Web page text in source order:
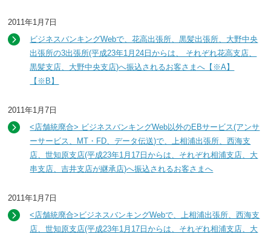
2011年1月7日
ビジネスバンキングWebで、花高出張所、黒髪出張所、大野中央
出張所の3出張所(平成23年1月24日からは、 それぞれ花高支店、
黒髪支店、大野中央支店)へ振込されるお客さまへ【※A】
【※B】
2011年1月7日
<店舗統廃合> ビジネスバンキングWeb以外のEBサービス(アンサ
ーサービス、MT・FD、データ伝送)で、上相浦出張所、西海支
店、世知原支店(平成23年1月17日からは、それぞれ相浦支店、大
串支店、吉井支店が継承店)へ振込されるお客さまへ
2011年1月7日
<店舗統廃合>ビジネスバンキングWebで、上相浦出張所、西海支
店、世知原支店(平成23年1月17日からは、それぞれ相浦支店、大